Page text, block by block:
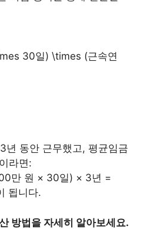
30일) \times (근속연
년 동안 근무했고, 평균임금
라면:
만 원 × 30일) × 3년 =
됩니다.
방법을 자세히 알아보세요.